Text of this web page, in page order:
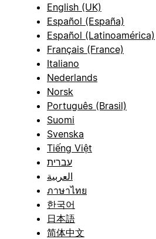
English (UK)
Español (España)
Español (Latinoamérica)
Français (France)
Italiano
Nederlands
Norsk
Português (Brasil)
Suomi
Svenska
Tiếng Việt
עברית
العربية
ภาษาไทย
한국어
日本語
简体中文